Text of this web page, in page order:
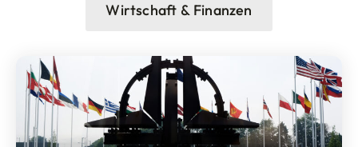
Wirtschaft & Finanzen